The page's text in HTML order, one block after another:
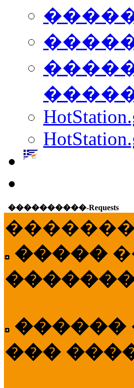
����������-Requests
�����
������
���